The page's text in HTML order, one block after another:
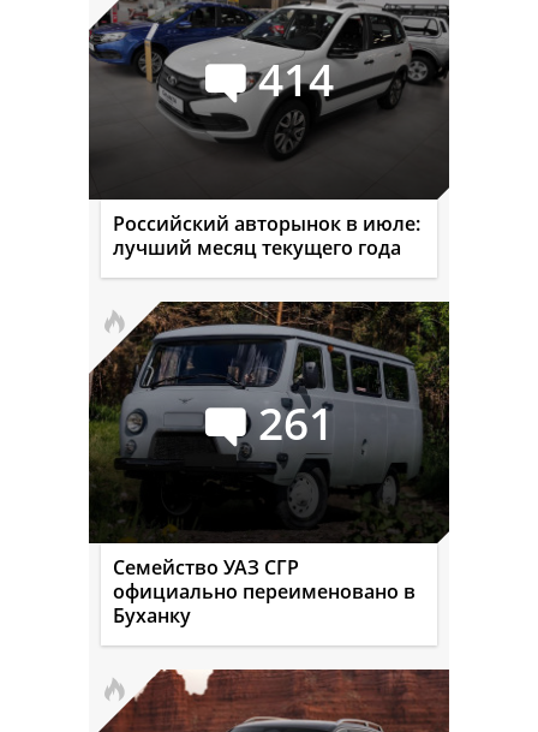
414
Российский авторынок в июле:
лучший месяц текущего года
261
Семейство УАЗ СГР
официально переименовано в
Буханку